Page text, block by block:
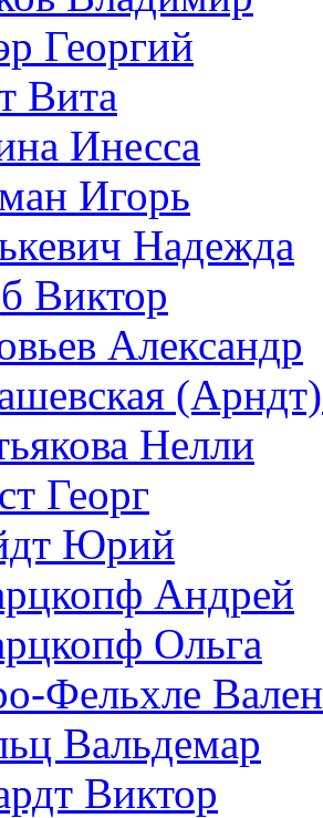
Георгий
Вита
Инесса
Игорь
Надежда
Виктор
Александр
Нелли
Георг
Юрий
Андрей
Ольга
Фельхле
Вальдемар
Виктор